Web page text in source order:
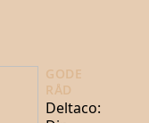
GODE
RÅD
Deltaco: